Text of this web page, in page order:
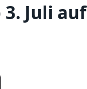
3. Juli auf